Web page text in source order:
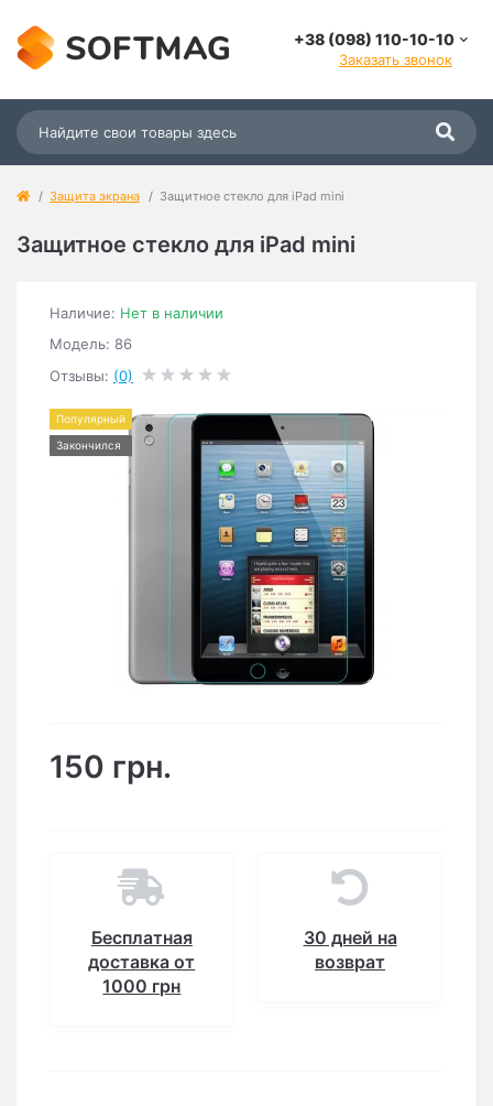
+38 (098) 110-10-10
Заказать звонок
Защита экрана Защитное стекло для iPad mini
Защитное стекло для iPad mini
Наличие: Нет в наличии
Модель: 86
Отзывы: (0)
Популярный
Закончился
150 грн.
Бесплатная
доставка от
1000 грн
30 дней на
возврат